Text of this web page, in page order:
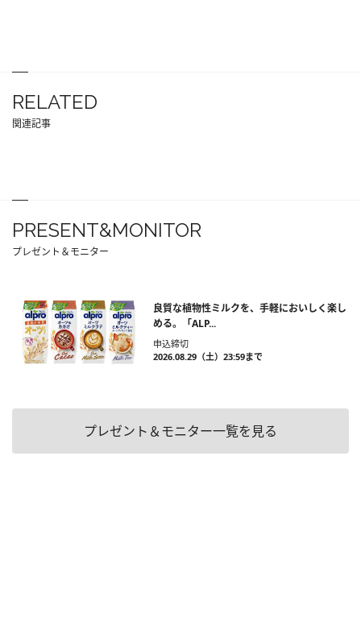
RELATED
関連記事
PRESENT&MONITOR
プレゼント＆モニター
良質な植物性ミルクを、手軽においしく楽し
める。「ALP...
申込締切
2026.08.29（土）23:59まで
プレゼント＆モニター一覧を見る